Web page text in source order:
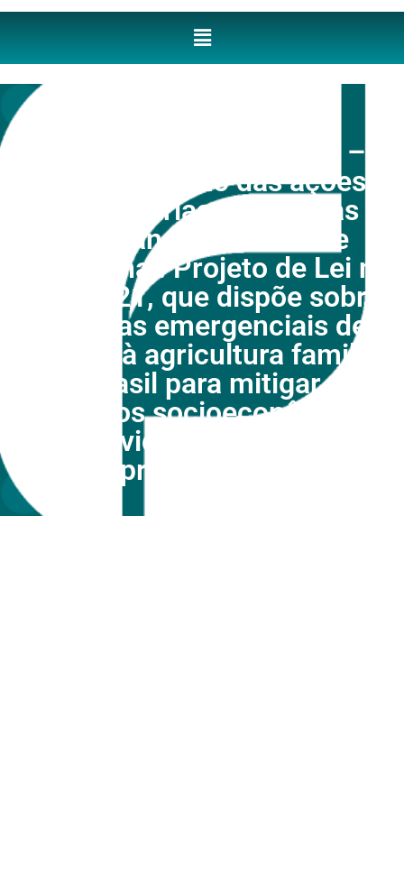
Nota técnica nº 7/2021 –
Recomposição das ações
orçamentárias destinadas à
Segurança Alimentar e
Nutricional. Projeto de Lei nº
823/2021, que dispõe sobre
medidas emergenciais de
amparo à agricultura familiar
do Brasil para mitigar os
impactos socioeconômicos
da Covid–19 e dá outras
providências